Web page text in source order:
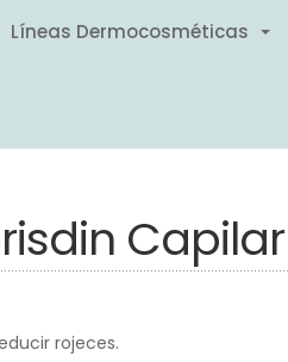
Líneas Dermocosméticas
Capilar
rojeces.